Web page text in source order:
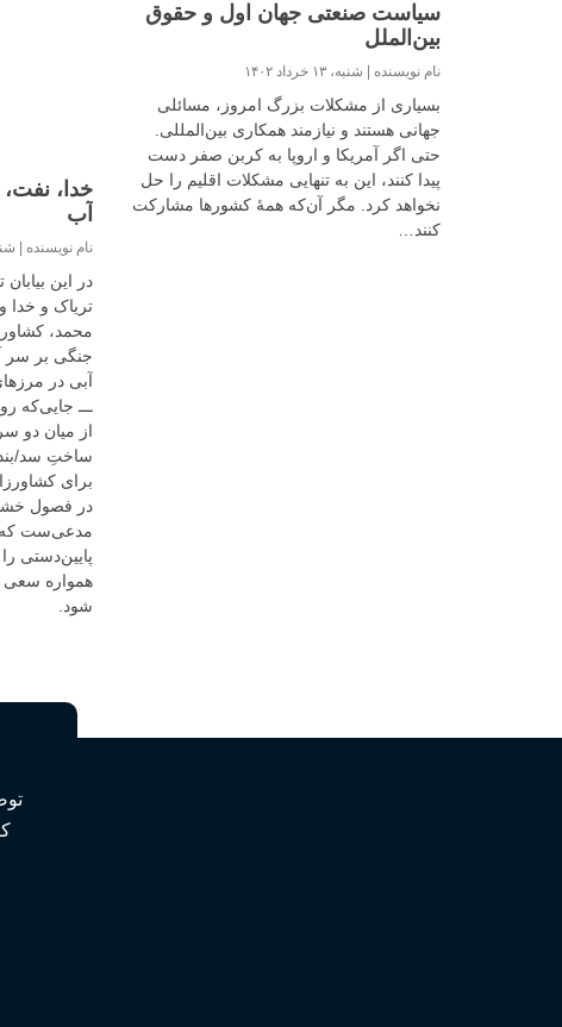
سیاست صنعتی جهان اول و حقوق
بین‌الملل
نام نویسنده شنبه، ۱۳ خرداد ۱۴۰۲
بسیاری از مشکلات بزرگ امروز، مسائلی
جهانی هستند و نیازمند همکاری بین‌المللی.
حتی اگر آمریکا و اروپا به کربن صفر دست
پیدا کنند، این به تنهایی مشکلات اقلیم را حل
نخواهد کرد. مگر آن‌که همهٔ کشورها مشارکت
کنند…
خدا،
آب
نام نویسنده شنبه،
در این
تریاک و خدا
محمد،
جنگی بر سر
آبی در
‌ـــ‌ جایی‌که
از میان دو
ساختِ سد/
برای
در فصول
مدعی‌ست که
پایین‌دستی
همواره سعی
شود.